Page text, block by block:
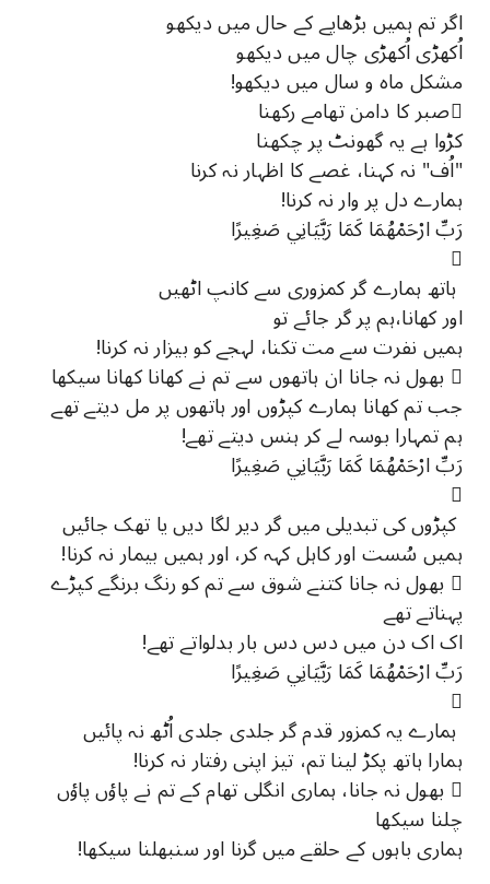
اگر تم ہمیں بڑھاپے کے حال میں دیکھو
اُکھڑی اُکھڑی چال میں دیکھو
مشکل ماہ و سال میں دیکھو!
صبر کا دامن تھامے رکھنا
کڑوا ہے یہ گھونٹ پر چکھنا
"اُف" نہ کہنا، غصے کا اظہار نہ کرنا
ہمارے دل پر وار نہ کرنا!
رَبِّ ارْحَمْهُمَا كَمَا رَبَّيَانِي صَغِيرًا

ہاتھ ہمارے گر کمزوری سے کانپ اٹھیں
اور کھانا،ہم پر گر جائے تو
ہمیں نفرت سے مت تکنا، لہجے کو بیزار نہ کرنا!
 بھول نہ جانا ان ہاتھوں سے تم نے کھانا کھانا سیکھا
جب تم کھانا ہمارے کپڑوں اور ہاتھوں پر مل دیتے تھے
ہم تمہارا بوسہ لے کر ہنس دیتے تھے!
رَبِّ ارْحَمْهُمَا كَمَا رَبَّيَانِي صَغِيرًا

کپڑوں کی تبدیلی میں گر دیر لگا دیں یا تھک جائیں
ہمیں سُست اور کاہل کہہ کر، اور ہمیں بیمار نہ کرنا!
 بھول نہ جانا کتنے شوق سے تم کو رنگ برنگے کپڑے
پہناتے تھے
اک اک دن میں دس دس بار بدلواتے تھے!
رَبِّ ارْحَمْهُمَا كَمَا رَبَّيَانِي صَغِيرًا

ہمارے یہ کمزور قدم گر جلدی جلدی اُٹھ نہ پائیں
ہمارا ہاتھ پکڑ لینا تم، تیز اپنی رفتار نہ کرنا!
 بھول نہ جانا، ہماری انگلی تھام کے تم نے پاؤں پاؤں
چلنا سیکھا
ہماری باہوں کے حلقے میں گرنا اور سنبھلنا سیکھا!